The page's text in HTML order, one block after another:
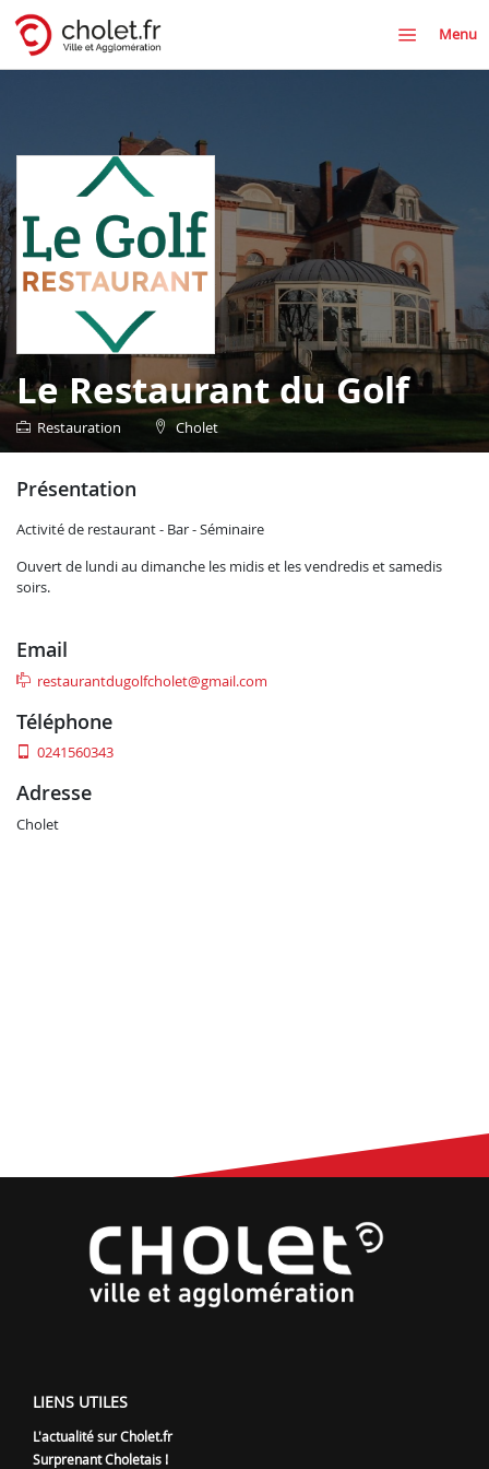
Menu
Le Restaurant du Golf
Restauration Cholet
présentation
Activité de restaurant - Bar - Séminaire
Ouvert de lundi au dimanche les midis et les vendredis et samedis
soirs.
email
restaurantdugolfcholet@gmail.com
téléphone
0241560343
adresse
Cholet
LIENS UTILES
L'actualité sur Cholet.fr
Surprenant Choletais !